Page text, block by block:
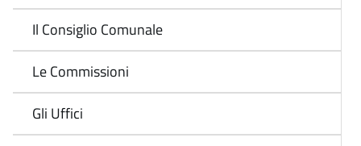
Il Consiglio Comunale
Le Commissioni
Gli Uffici